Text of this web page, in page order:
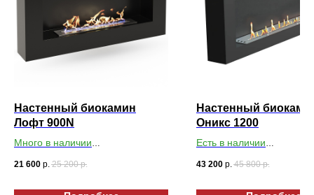
Настенный биокамин
Лофт 900N
Много в наличии
21 600 р. 25 200 р.
Настенный
Оникс 1200
Есть в наличии
43 200 р. 45 800 р.